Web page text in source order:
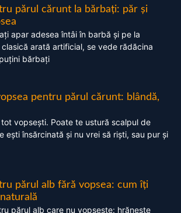
părul cărunt la bărbați: păr și
apar adesea întâi în barbă și pe la
arată artificial, se vede rădăcina
bărbați
pentru părul cărunt: blândă,
vopsești. Poate te ustură scalpul de
ești însărcinată și nu vrei să riști, sau pur și
părul alb fără vopsea: cum îți
părul alb care nu vopsește: hrănește